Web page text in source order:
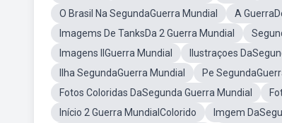
O Brasil Na SegundaGuerra Mundial
A
Imagems De TanksDa 2 Guerra Mundial
Imagens IIGuerra Mundial
Ilustraçoes
Ilha SegundaGuerra Mundial
Pe
Fotos Coloridas DaSegunda Guerra Mundial
Início 2 Guerra MundialColorido
Imgem